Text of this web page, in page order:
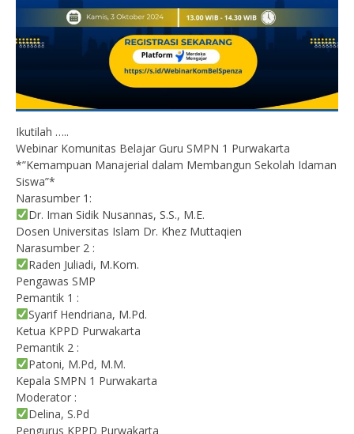
Ikutilah …..
Webinar Komunitas Belajar Guru SMPN 1 Purwakarta
*”Kemampuan Manajerial dalam Membangun Sekolah Idaman
Siswa”*
Narasumber 1:
Dr. Iman Sidik Nusannas, S.S., M.E.
Dosen Universitas Islam Dr. Khez Muttaqien
Narasumber 2 :
Raden Juliadi, M.Kom.
Pengawas SMP
Pemantik 1 :
Syarif Hendriana, M.Pd.
Ketua KPPD Purwakarta
Pemantik 2 :
Patoni, M.Pd, M.M.
Kepala SMPN 1 Purwakarta
Moderator :
Delina, S.Pd
Pengurus KPPD Purwakarta